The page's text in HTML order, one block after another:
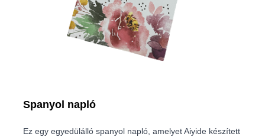
Spanyol napló
Ez egy egyedülálló spanyol napló, amelyet Aiyide készített